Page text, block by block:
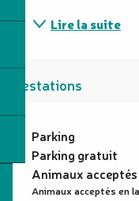
Lire la suite
Prestations
Parking
Parking gratuit
Animaux acceptés
Animaux acceptés en